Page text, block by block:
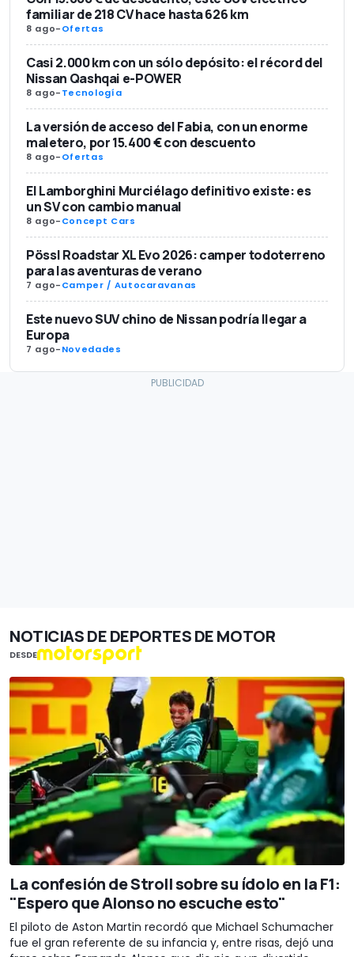
familiar de 218 CV hace hasta 626 km
8 ago-Ofertas
Casi 2.000 km con un sólo depósito: el récord del
Nissan Qashqai e-POWER
8 ago-Tecnología
La versión de acceso del Fabia, con un enorme
maletero, por 15.400 € con descuento
8 ago-Ofertas
El Lamborghini Murciélago definitivo existe: es
un SV con cambio manual
8 ago-Concept Cars
Pössl Roadstar XL Evo 2026: camper todoterreno
para las aventuras de verano
7 ago-Camper / Autocaravanas
Este nuevo SUV chino de Nissan podría llegar a
Europa
7 ago-Novedades
NOTICIAS DE DEPORTES DE MOTOR
DESDE
La confesión de Stroll sobre su ídolo en la F1:
"Espero que Alonso no escuche esto"
El piloto de Aston Martin recordó que Michael Schumacher
fue el gran referente de su infancia y, entre risas, dejó una